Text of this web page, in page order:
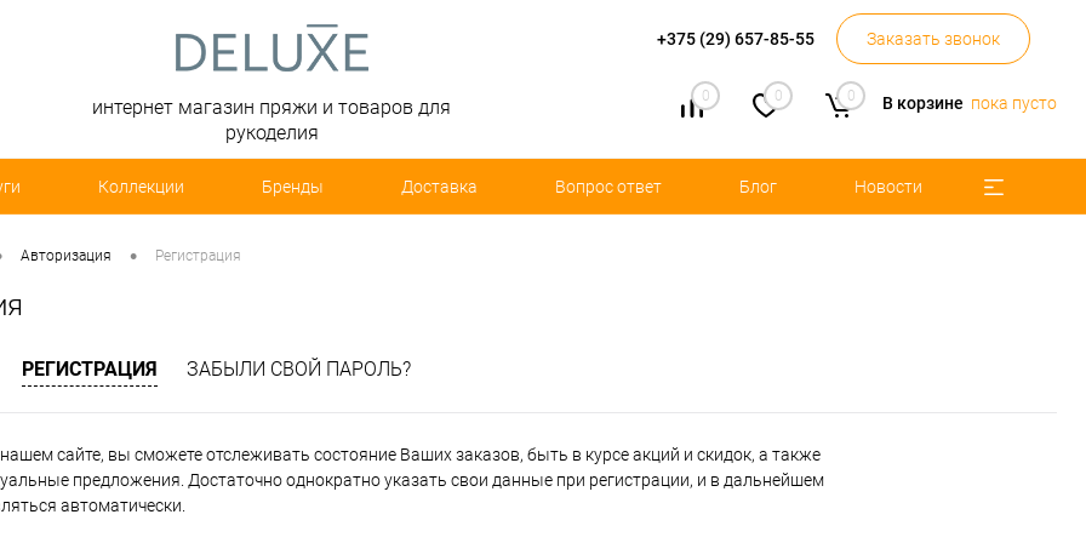
+375 (29) 657-85-55 Заказать звонок
0 0 0 В корзине пока пусто
интернет магазин пряжи и товаров для
рукоделия
Коллекции Бренды Доставка Вопрос ответ Блог Новости
Авторизация • Регистрация
РЕГИСТРАЦИЯ ЗАБЫЛИ СВОЙ ПАРОЛЬ?
сайте, вы сможете отслеживать состояние Ваших заказов, быть в курсе акций и скидок, а также
предложения. Достаточно однократно указать свои данные при регистрации, и в дальнейшем
автоматически.